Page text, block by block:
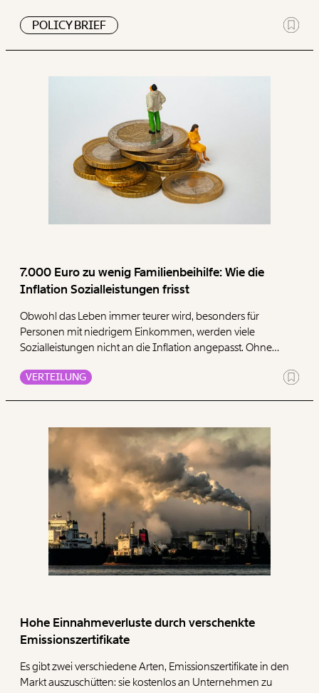
damit künstlich ihre heimischen Steuerzahlungen. Im Jahr
Schätzung jedoch unsicherer als sonst ausfallen. Gerade für
die Zeit nach der Krise wird jedoch die Frage nach einem
fairen Beitrag aller in Österreich tätigen Unternehmen umso
relevanter. Ein erster Schritt hin zu mehr Transparenz kann
die verpflichtende länderweise Zuordnung und
Veröffentlichung von Umsatz-, Gewinn-, und
Beschäftigtenzahlen für jeden Konzern sein (Country-by-
POLICY BRIEF
7.000 Euro zu wenig Familienbeihilfe: Wie die
Inflation Sozialleistungen frisst
Obwohl das Leben immer teurer wird, besonders für
Personen mit niedrigem Einkommen, werden viele
Sozialleistungen nicht an die Inflation angepasst. Ohne
Stück ihres realen Werts. Gerade die oft bedürftigen
Sie können sich heute weniger Güter und Dienstleistungen
leisten als noch vor ein paar Jahren.
VERTEILUNG
Hohe Einnahmeverluste durch verschenkte
Emissionszertifikate
Es gibt zwei verschiedene Arten, Emissionszertifikate in den
Markt auszuschütten: sie kostenlos an Unternehmen zu